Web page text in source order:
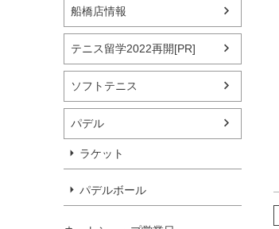
船橋店情報
テニス留学2022再開[PR]
ソフトテニス
パデル
ラケット
パデルボール